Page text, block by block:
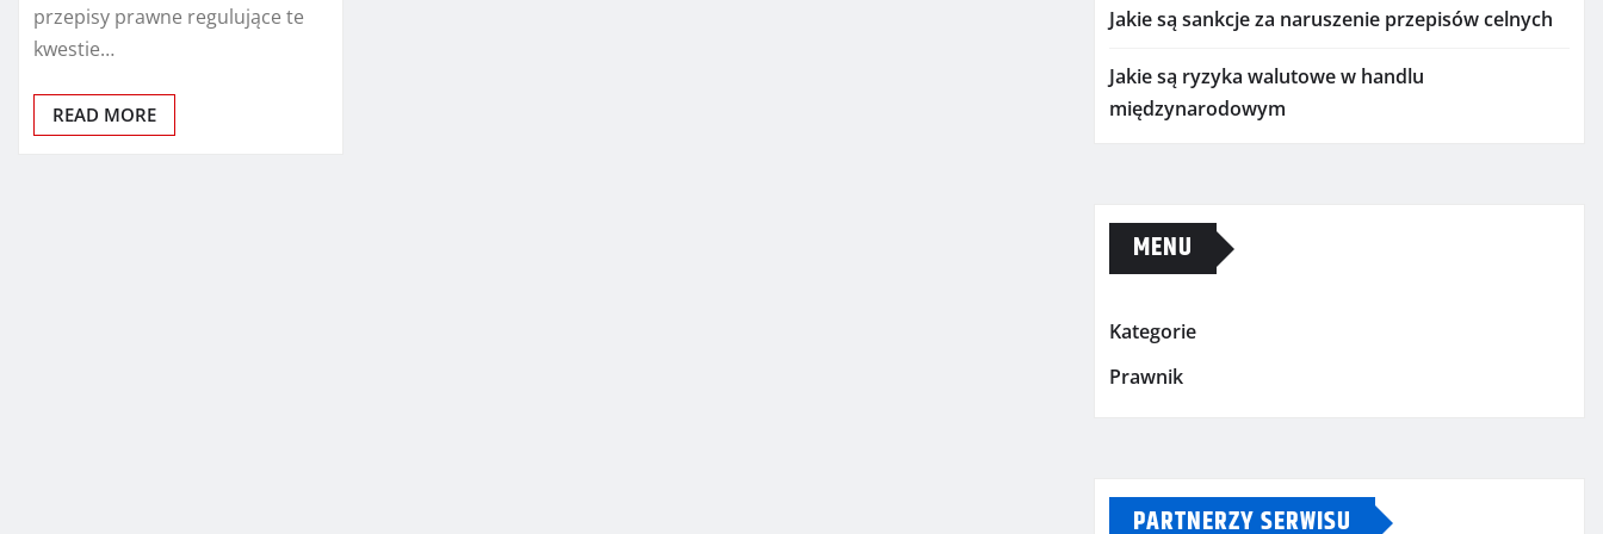
przepisy prawne regulujące te
kwestie…
READ MORE
Jakie są sankcje za naruszenie przepisów celnych
Jakie są ryzyka walutowe w handlu
międzynarodowym
MENU
Kategorie
Prawnik
PARTNERZY SERWISU